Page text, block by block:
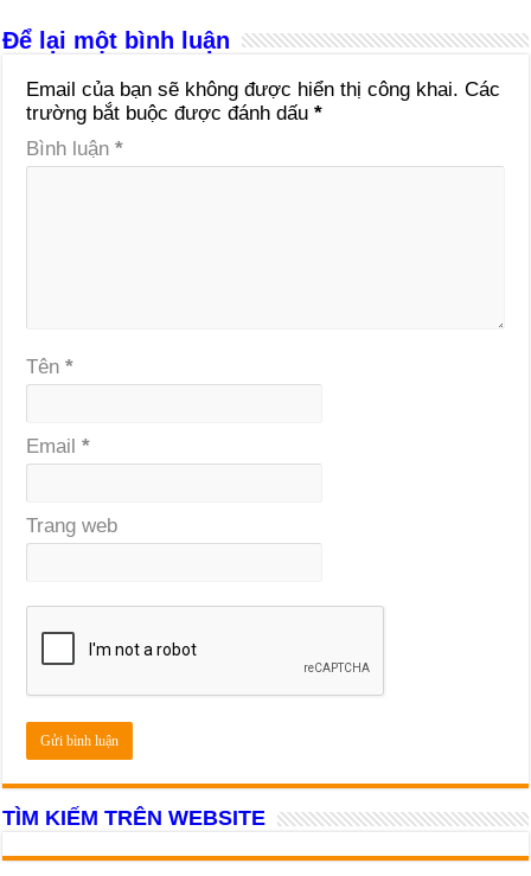
Để lại một bình luận
Email của bạn sẽ không được hiển thị công khai. Các
trường bắt buộc được đánh dấu*
Bình luận*
Tên*
Email*
Trang web
TÌM KIẾM TRÊN WEBSITE